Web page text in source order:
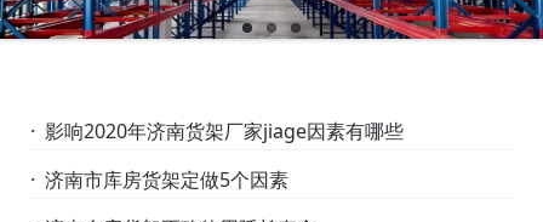
· 影响2020年济南货架厂家jiage因素有哪些
· 济南市库房货架定做5个因素